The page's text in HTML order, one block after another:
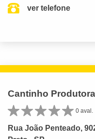
ver telefone
Cantinho Produtora
0 aval.
Rua João Penteado,